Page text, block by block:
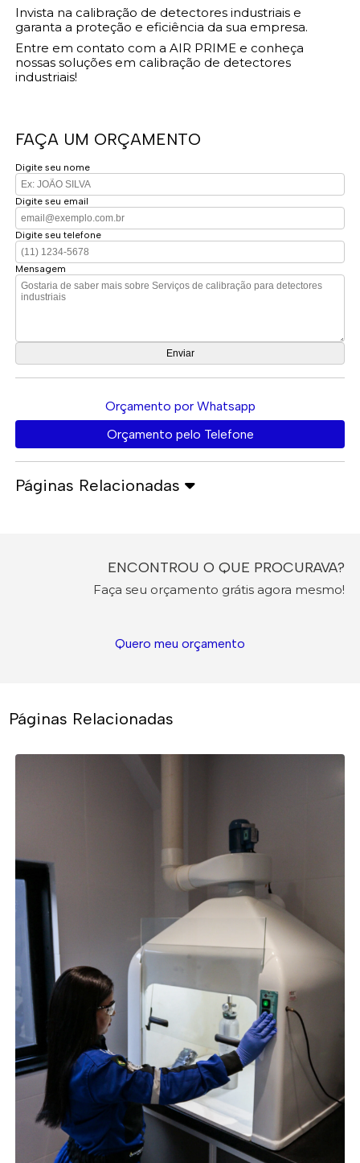
Invista na calibração de detectores industriais e
garanta a proteção e eficiência da sua empresa.
Entre em contato com a AIR PRIME e conheça
nossas soluções em calibração de detectores
industriais!
FAÇA UM ORÇAMENTO
Digite seu nome
Digite seu email
Digite seu telefone
Mensagem
Orçamento por Whatsapp
Orçamento pelo Telefone
Páginas Relacionadas
ENCONTROU O QUE PROCURAVA?
Faça seu orçamento grátis agora mesmo!
Quero meu orçamento
Páginas Relacionadas